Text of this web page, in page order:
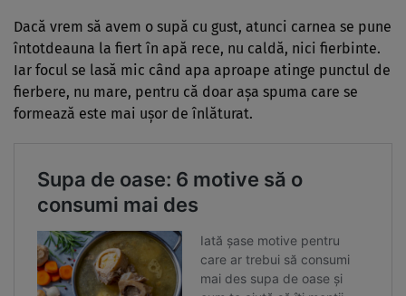
Dacă vrem să avem o supă cu gust, atunci carnea se pune
întotdeauna la fiert în apă rece, nu caldă, nici fierbinte.
Iar focul se lasă mic când apa aproape atinge punctul de
fierbere, nu mare, pentru că doar așa spuma care se
formează este mai ușor de înlăturat.